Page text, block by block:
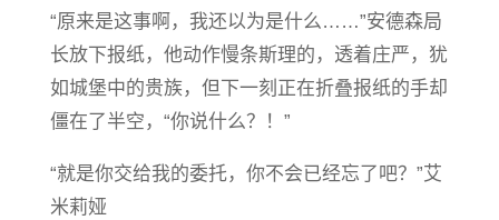
“原来是这事啊，我还以为是什么……”安德森局
长放下报纸，他动作慢条斯理的，透着庄严，犹
如城堡中的贵族，但下一刻正在折叠报纸的手却
僵在了半空，“你说什么？！”
“就是你交给我的委托，你不会已经忘了吧？”艾
米莉娅